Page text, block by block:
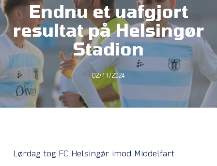
Endnu et uafgjort
resultat på Helsingør
Stadion
02/11/2024
Lørdag tog FC Helsingør imod Middelfart